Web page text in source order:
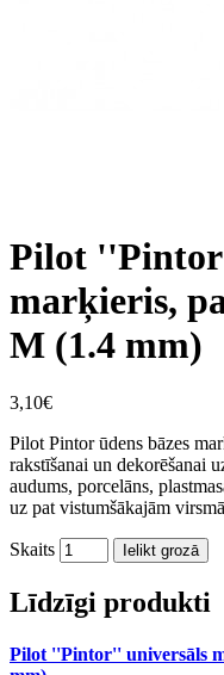
Pilot
marķieris,
M (1.4 mm)
3,10€
Pilot Pintor ūdens bāzes
rakstīšanai un dekorēšanai
audums, porcelāns,
uz pat vistumšākajām
Skaits Ielikt grozā
Līdzīgi produkti
Pilot ''Pintor'' universāls